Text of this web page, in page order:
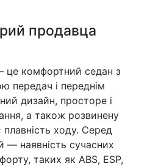
продавца
комфортний седан з
передач і переднім
дизайн, просторе і
а також розвинену
плавність ходу. Серед
— наявність сучасних
таких як ABS, ESP,